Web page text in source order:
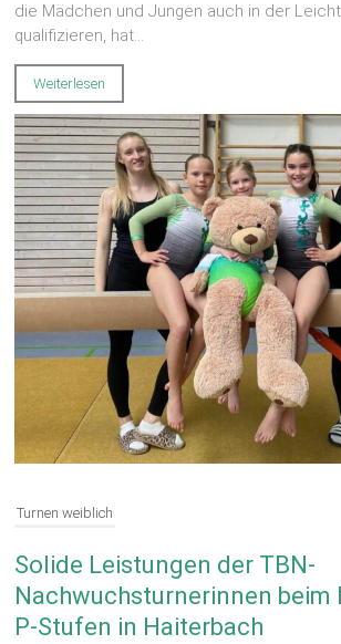
die Mädchen und Jungen auch in der
qualifizieren, hat...
Weiterlesen
Turnen weiblich
Solide Leistungen der TBN-
Nachwuchsturnerinnen beim
P-Stufen in Haiterbach